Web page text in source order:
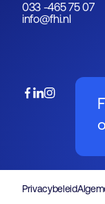
033 -465 75 07
info@fhi.nl
Privacybeleid